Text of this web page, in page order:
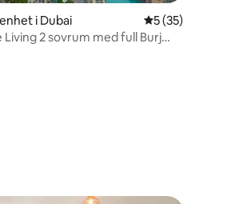
betyg, 118 omdömen
i Dubai 5 av 5 i
5 (35)
Living 2 sovrum med full Burj